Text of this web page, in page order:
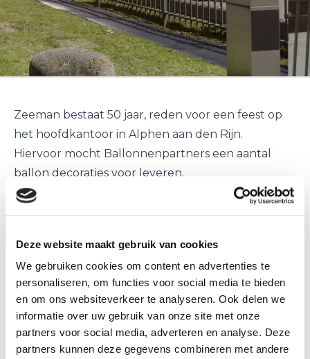
Deze website maakt gebruik van cookies
We gebruiken cookies om content en advertenties te
personaliseren, om functies voor social media te bieden
en om ons websiteverkeer te analyseren. Ook delen we
informatie over uw gebruik van onze site met onze
partners voor social media, adverteren en analyse. Deze
partners kunnen deze gegevens combineren met andere
Zeeman bestaat 50 jaar, reden voor een feest op
het hoofdkantoor in Alphen aan den Rijn.
Hiervoor mocht Ballonnenpartners een aantal
ballon decoraties voor leveren.
Route markeren met ballon decoraties
Zo mochten we de route markeren vanaf het trein
hoofdkantoor toe.
Al rijdend over het fietspad, om de zoveel meter
een grote tros methelium ballonnenaan een
gewicht te plaatsen.
Wel een klus om ervoor te zorgen dat de
ballonnen mooi blijven staan en niet teveel heen